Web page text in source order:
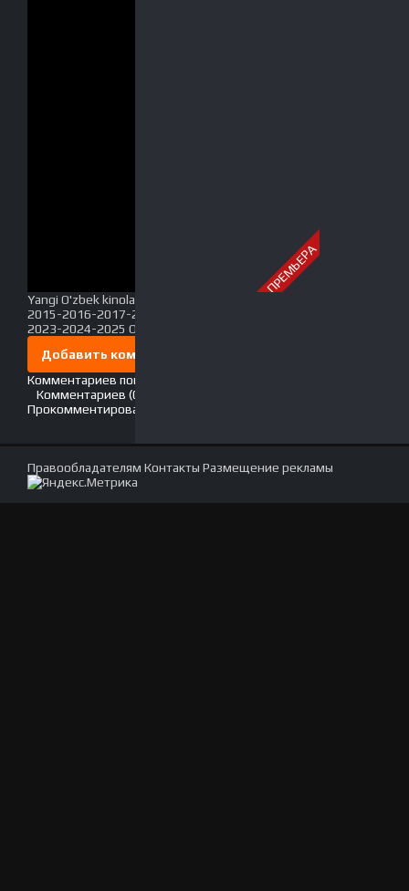
ПРЕМЬЕРА
Yangi O'zbek kinolar 2010-2011-2012-2013-2014-
2015-2016-2017-2018-2019-2020-2021-2022-
2023-2024-2025 O'zbek tilida Uzbek tarjima Full HD
Добавить комментарий
Комментариев пока нет. Стань первым!
Комментариев (0)
Прокомментировать
Правообладателям Контакты Размещение рекламы